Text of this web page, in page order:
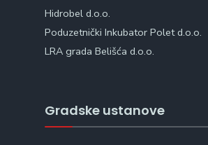
Hidrobel d.o.o.
Poduzetnički Inkubator Polet d.o.o.
LRA grada Belišća d.o.o.
Gradske ustanove